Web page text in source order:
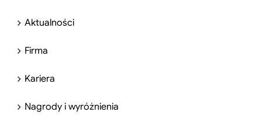
Aktualności
Firma
Kariera
Nagrody i wyróżnienia